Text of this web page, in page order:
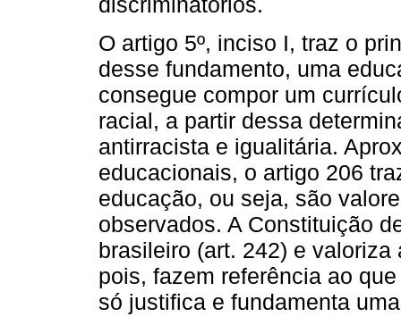
O artigo 5º, inciso I, traz o
desse fundamento, uma
consegue compor um
racial, a partir dessa
antirracista e igualitária.
educacionais, o artigo 206
educação, ou seja, são
observados. A Constituição
brasileiro (art. 242) e
pois, fazem referência ao
só justifica e fundamenta